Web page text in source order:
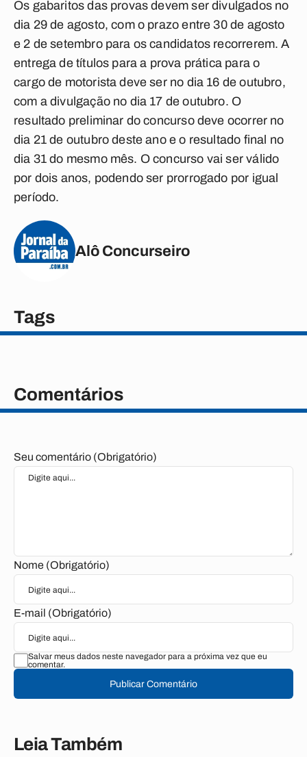
Os gabaritos das provas devem ser divulgados no
dia 29 de agosto, com o prazo entre 30 de agosto
e 2 de setembro para os candidatos recorrerem. A
entrega de títulos para a prova prática para o
cargo de motorista deve ser no dia 16 de outubro,
com a divulgação no dia 17 de outubro. O
resultado preliminar do concurso deve ocorrer no
dia 21 de outubro deste ano e o resultado final no
dia 31 do mesmo mês. O concurso vai ser válido
por dois anos, podendo ser prorrogado por igual
período.
Alô Concurseiro
Tags
Comentários
Seu comentário (Obrigatório)
Nome (Obrigatório)
E-mail (Obrigatório)
Salvar meus dados neste navegador para a próxima vez que eu
comentar.
Publicar Comentário
Leia Também